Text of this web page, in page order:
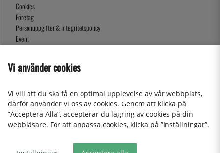
Cookies
Företag
Personuppgifter & Integritetspolicy
Event
Presentkort
2026 KitchenLab AB
Vi använder cookies
Vi vill att du ska få en optimal upplevelse av vår webbplats,
därför använder vi oss av cookies. Genom att klicka på
”Acceptera Alla”, accepterar du lagring av cookies på din
webbläsare. För att anpassa cookies, klicka på ”Inställningar”.